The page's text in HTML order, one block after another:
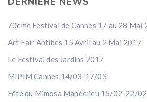
70ème Festival de Cannes 17 au 28 Mai
Art Fair Antibes 15 Avril au 2 Mai 2017
Le Festival des Jardins 2017
MIPIM Cannes 14/03-17/03
Fête du Mimosa Mandelieu 15/02-22/02